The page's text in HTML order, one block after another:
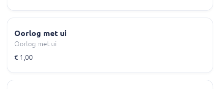
Oorlog met ui
Oorlog met ui
€ 1,00